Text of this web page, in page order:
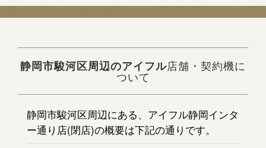
静岡市駿河区周辺のアイフル店舗・契約機に
ついて
静岡市駿河区周辺にある、アイフル静岡インタ
ー通り店(閉店)の概要は下記の通りです。